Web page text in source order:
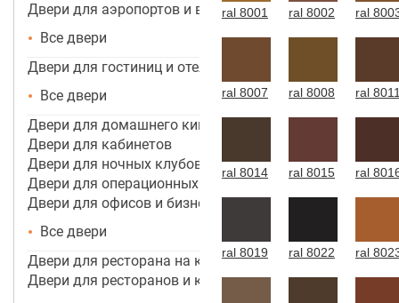
Двери для аэропортов и вокзалов
Все двери
Двери для гостиниц и отелей
Все двери
Двери для домашнего кинотеатра
Двери для кабинетов
Двери для ночных клубов
Двери для операционных
Двери для офисов и бизнес центров
Все двери
Двери для ресторана на кухню
Двери для ресторанов и кафе
ral 8001 ral 8002 ral
ral 8007 ral 8008 ral
ral 8014 ral 8015 ral
ral 8019 ral 8022 ral